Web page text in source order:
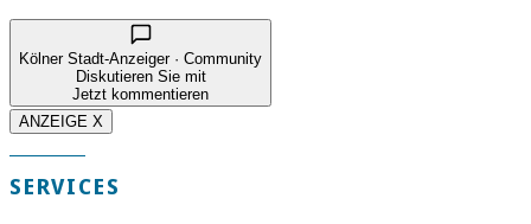
Kölner Stadt-Anzeiger · Community
Diskutieren Sie mit
Jetzt kommentieren
ANZEIGE X
SERVICES